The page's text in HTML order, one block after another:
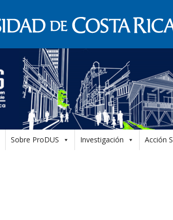
Sobre ProDUS Investigación Acción